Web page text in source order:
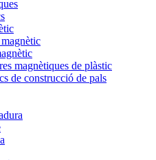
magnètiques de plàstic
de construcció de pals